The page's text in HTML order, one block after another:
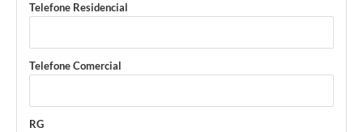
Telefone Residencial
Telefone Comercial
RG